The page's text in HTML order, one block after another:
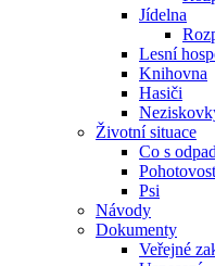
Jídelna
Lesní
Knihovna
Hasiči
Životní situace
Co s
Pohotovost
Psi
Návody
Dokumenty
Veřejné